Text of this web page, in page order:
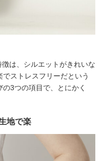
は、シルエットがきれいな
ストレスフリーだという
3つの項目で、とにかく
地で楽